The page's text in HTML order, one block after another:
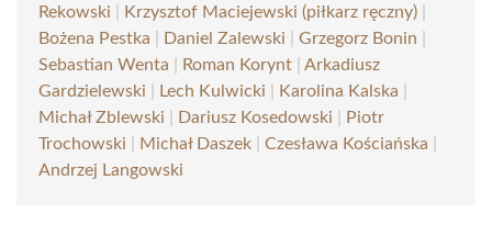
Rekowski
Krzysztof Maciejewski (piłkarz ręczny)
Bożena Pestka
Daniel Zalewski Grzegorz Bonin
Sebastian Wenta
Roman Korynt
Arkadiusz
Gardzielewski
Lech Kulwicki Karolina Kalska
Michał Zblewski
Dariusz Kosedowski
Piotr
Trochowski
Michał Daszek Czesława Kościańska
Andrzej Langowski